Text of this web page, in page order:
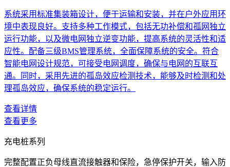
系统采用标准集装箱设计，便于运输和安装，并在户外应用环
境中表现良好。支持多种工作模式，包括无功补偿和孤网独立
运行功能，以及微电网独立逆变功能，提高系统的灵活性和适
应性。配备三级BMS管理系统，全面保障系统的安全。符合
智能电网设计规范，可接受电网调度，确保与电网的互联互
通。同时，采用先进的孤岛效应检测技术，能够及时检测和处
理孤岛效应，确保系统的稳定运行。
查看详情
查看更多
充电桩系列
完整配置正负母线直流接触器和保险，急停保护开关，输入防